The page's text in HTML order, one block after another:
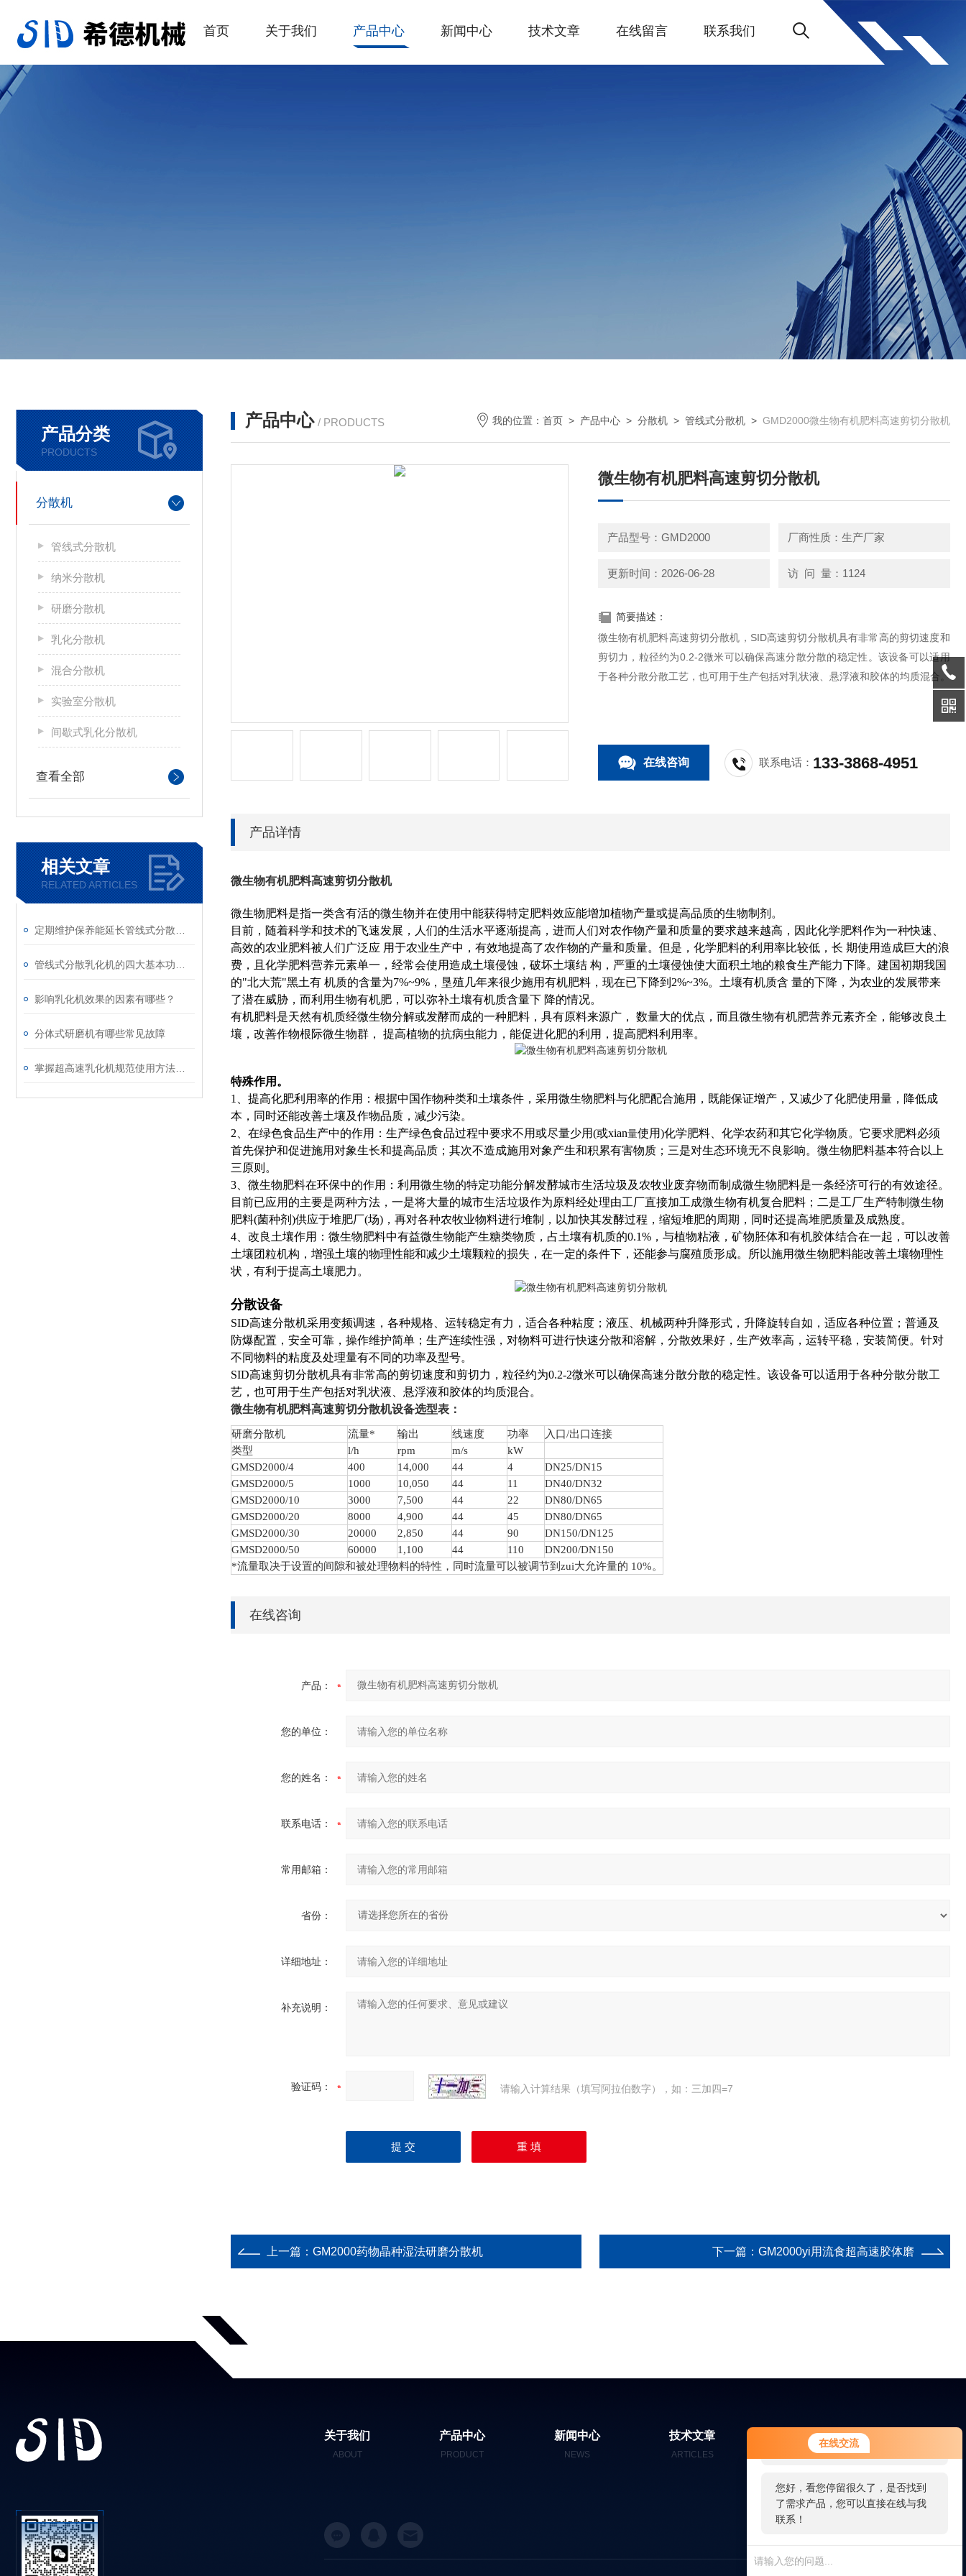
在线交流
您好！欢迎前来咨询，很高兴为您
服务，请问您要咨询什么问题呢？
您好，看您停留很久了，是否找到
了需求产品，您可以直接在线与我
联系！
首页 关于我们 产品中心 新闻中心 技术文章 在线留言 联系我们
产品分类
PRODUCTS
分散机
管线式分散机
纳米分散机
研磨分散机
乳化分散机
混合分散机
实验室分散机
间歇式乳化分散机
查看全部
相关文章
RELATED ARTICLES
影响乳化机效果的因素有哪些？
分体式研磨机有哪些常见故障
产品中心 / PRODUCTS 我的位置： 首页 > 产品中心 > 分散机 > 管线式分散机 > GMD2000微生物有机肥料高速剪切分散机
微生物有机肥料高速剪切分散机
产品型号：GMD2000 厂商性质：生产厂家
更新时间：2026-06-28 访 问 量：1124
简要描述：
微生物有机肥料高速剪切分散机，SID高速剪切分散机具有非常高的剪切速度和
剪切力，粒径约为0.2-2微米可以确保高速分散分散的稳定性。该设备可以适用
于各种分散分散工艺，也可用于生产包括对乳状液、悬浮液和胶体的均质混合。
在线咨询 联系电话： 133-3868-4951
产品详情
微生物有机肥料高速剪切分散机
微生物肥料是指一类含有活的微生物并在使用中能获得特定肥料效应能增加植物产量或提高品质的生物制剂。
目前，随着科学和技术的飞速发展，人们的生活水平逐渐提高，进而人们对农作物产量和质量的要求越来越高，因此化学肥料作为一种快速、
高效的农业肥料被人们广泛应 用于农业生产中，有效地提高了农作物的产量和质量。但是，化学肥料的利用率比较低，长 期使用造成巨大的浪
费，且化学肥料营养元素单一，经常会使用造成土壤侵蚀，破坏土壤结 构，严重的土壤侵蚀使大面积土地的粮食生产能力下降。建国初期我国
的"北大荒"黑土有 机质的含量为7%~9%，垦殖几年来很少施用有机肥料，现在已下降到2%~3%。土壤有机质含 量的下降，为农业的发展带来
了潜在威胁，而利用生物有机肥，可以弥补土壤有机质含量下 降的情况。
有机肥料是天然有机质经微生物分解或发酵而成的一种肥料，具有原料来源广， 数量大的优点，而且微生物有机肥营养元素齐全，能够改良土
壤，改善作物根际微生物群， 提高植物的抗病虫能力，能促进化肥的利用，提高肥料利用率。
特殊作用。
1、提高化肥利用率的作用：根据中国作物种类和土壤条件，采用微生物肥料与化肥配合施用，既能保证增产，又减少了化肥使用量，降低成
本，同时还能改善土壤及作物品质，减少污染。
2、在绿色食品生产中的作用：生产绿色食品过程中要求不用或尽量少用(或xian量使用)化学肥料、化学农药和其它化学物质。它要求肥料必须
首先保护和促进施用对象生长和提高品质；其次不造成施用对象产生和积累有害物质；三是对生态环境无不良影响。微生物肥料基本符合以上
三原则。
3、微生物肥料在环保中的作用：利用微生物的特定功能分解发酵城市生活垃圾及农牧业废弃物而制成微生物肥料是一条经济可行的有效途径。
目前已应用的主要是两种方法，一是将大量的城市生活垃圾作为原料经处理由工厂直接加工成微生物有机复合肥料；二是工厂生产特制微生物
肥料(菌种剂)供应于堆肥厂(场)，再对各种农牧业物料进行堆制，以加快其发酵过程，缩短堆肥的周期，同时还提高堆肥质量及成熟度。
4、改良土壤作用：微生物肥料中有益微生物能产生糖类物质，占土壤有机质的0.1%，与植物粘液，矿物胚体和有机胶体结合在一起，可以改善
土壤团粒机构，增强土壤的物理性能和减少土壤颗粒的损失，在一定的条件下，还能参与腐殖质形成。所以施用微生物肥料能改善土壤物理性
状，有利于提高土壤肥力。
分散设备
SID高速分散机采用变频调速，各种规格、运转稳定有力，适合各种粘度；液压、机械两种升降形式，升降旋转自如，适应各种位置；普通及
防爆配置，安全可靠，操作维护简单；生产连续性强，对物料可进行快速分散和溶解，分散效果好，生产效率高，运转平稳，安装简便。针对
不同物料的粘度及处理量有不同的功率及型号。
SID高速剪切分散机具有非常高的剪切速度和剪切力，粒径约为0.2-2微米可以确保高速分散分散的稳定性。该设备可以适用于各种分散分散工
艺，也可用于生产包括对乳状液、悬浮液和胶体的均质混合。
微生物有机肥料高速剪切分散机设备选型表：
研磨分散机 流量* 输出 线速度 功率 入口/出口连接
类型
l/h rpm m/s
kW
GMSD2000/4 400 14,000 44 4
DN25/DN15
GMSD2000/5 1000 10,050 44 11
DN40/DN32
GMSD2000/10 3000 7,500 44 22
DN80/DN65
GMSD2000/20 8000 4,900 44 45
DN80/DN65
GMSD2000/30 20000 2,850 44 90
DN150/DN125
GMSD2000/50 60000 1,100 44 110
DN200/DN150
*流量取决于设置的间隙和被处理物料的特性，同时流量可以被调节到 zui大允许量的 10%。
在线咨询
产品：
您的单位：
您的姓名：
联系电话：
常用邮箱：
省份：
详细地址：
补充说明：
验证码： 请输入计算结果（填写阿拉伯数字），如：三加四=7
上一篇： GM2000药物晶种湿法研磨分散机 下一篇： GM2000yi用流食超高速胶体磨
关于我们
ABOUT
产品中心
PRODUCT
新闻中心
NEWS
技术文章
ARTICLES
在线留言
MESSAGES